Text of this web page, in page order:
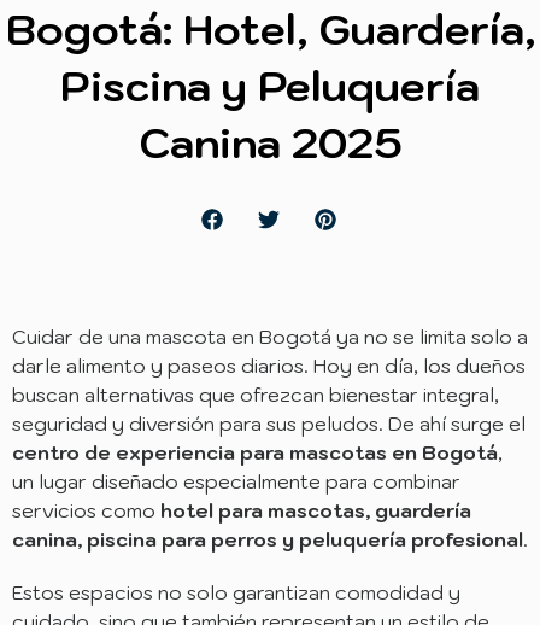
Bogotá: Hotel, Guardería,
Piscina y Peluquería
Canina 2025
Cuidar de una mascota en Bogotá ya no se limita solo a
darle alimento y paseos diarios. Hoy en día, los dueños
buscan alternativas que ofrezcan bienestar integral,
seguridad y diversión para sus peludos. De ahí surge el
centro de experiencia para mascotas en Bogotá,
un lugar diseñado especialmente para combinar
servicios como hotel para mascotas, guardería
canina, piscina para perros y peluquería profesional.
Estos espacios no solo garantizan comodidad y